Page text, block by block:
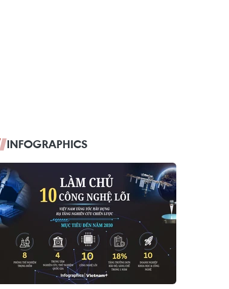
INFOGRAPHICS